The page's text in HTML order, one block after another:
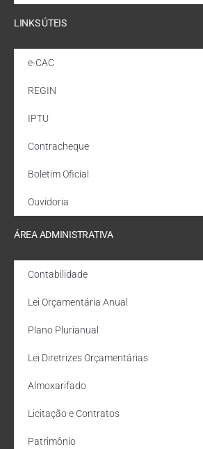
LINKS ÚTEIS
e-CAC
REGIN
IPTU
Contracheque
Boletim Oficial
Ouvidoria
ÁREA ADMINISTRATIVA
Contabilidade
Lei Orçamentária Anual
Plano Plurianual
Lei Diretrizes Orçamentárias
Almoxarifado
Licitação e Contratos
Patrimônio